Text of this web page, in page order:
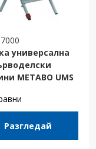
универсална
METABO UMS
Разгледай